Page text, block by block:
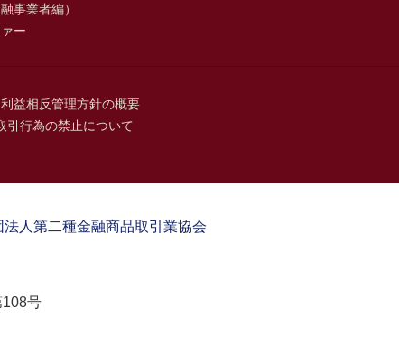
事業者編）
ー
利益相反管理方針の概要
引行為の禁止について
法人第二種金融商品取引業協会
号